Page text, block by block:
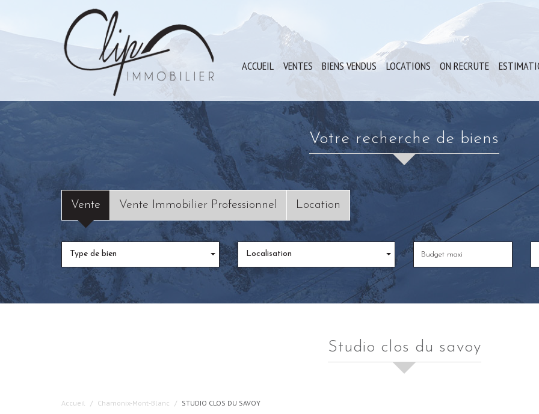
ACCUEIL VENTES BIENS VENDUS LOCATIONS ON RECRUTE
votre recherche de biens
Vente Vente Immobilier Professionnel Location
Type de bien Localisation
studio clos du savoy
Accueil Chamonix-Mont-Blanc STUDIO CLOS DU SAVOY